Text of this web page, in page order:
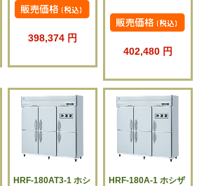
398,374 円
402,480 円
HRF-180AT3-1 ホシ
HRF-180A-1 ホシザ